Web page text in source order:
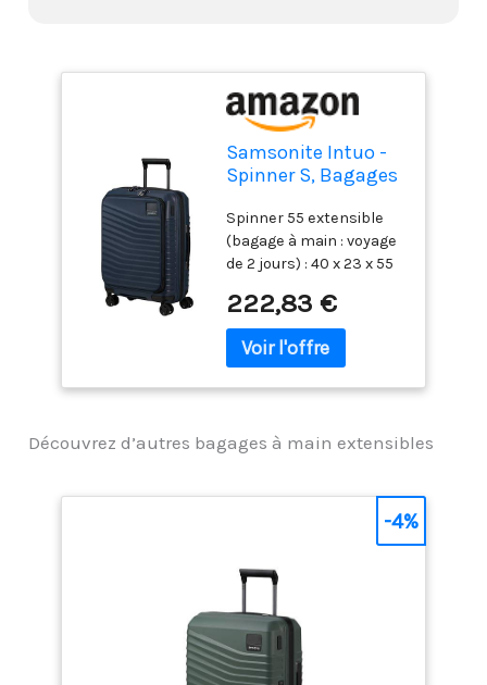
Samsonite Intuo -
Spinner S, Bagages
55 cm, 42/48 L, Bleu
(Nuits Bleues)
Spinner 55 extensible
(bagage à main : voyage
de 2 jours) : 40 x 23 x 55
verrou TSA008 offre une
sécurité
supplémentaire et
Access. L'intérieur est
avec 2 poches zippées
garantissent que vos
Les roues doubles
faciles à utiliser
garantissent un
222,83 €
Découvrez d’autres bagages à main extensibles
-4%